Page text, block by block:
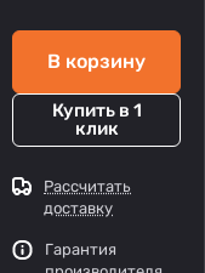
В корзину
Купить в 1
клик
Рассчитать
доставку
Гарантия